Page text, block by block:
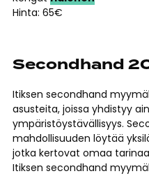
Hinta: 65€
Secondhand
Itiksen secondhand
asusteita, joissa yhdistyy
ympäristöystävällisyys.
mahdollisuuden löytää
jotka kertovat omaa
Itiksen secondhand